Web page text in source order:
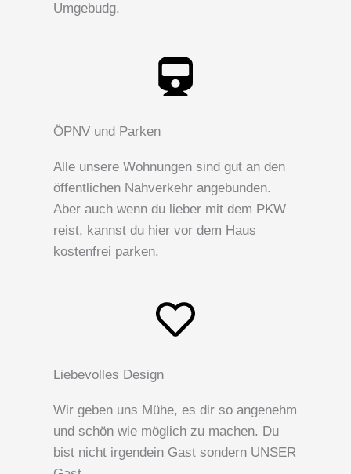
Umgebudg.
ÖPNV und Parken
Alle unsere Wohnungen sind gut an den
öffentlichen Nahverkehr angebunden.
Aber auch wenn du lieber mit dem PKW
reist, kannst du hier vor dem Haus
kostenfrei parken.
Liebevolles Design
Wir geben uns Mühe, es dir so angenehm
und schön wie möglich zu machen. Du
bist nicht irgendein Gast sondern UNSER